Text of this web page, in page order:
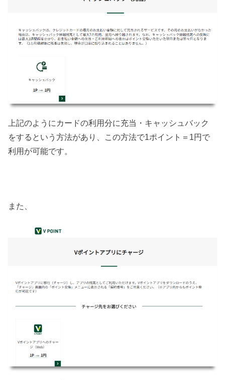
上記のようにカードの利用分に充当・キャッシュバック
をするという方法があり、この方法で1ポイント＝1円で
利用が可能です。
また、